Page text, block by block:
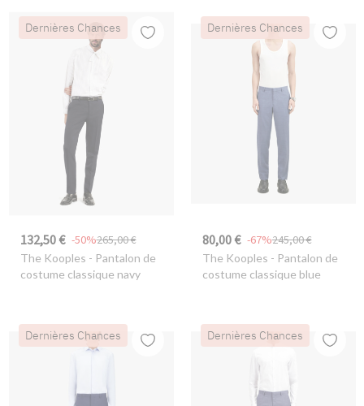
Dernières Chances
132,50 € 265,00 €
-50%
The Kooples - Pantalon de
costume classique navy
Dernières Chances
80,00 € 245,00 €
-67%
The Kooples - Pantalon de
costume classique blue
Dernières Chances Dernières Chances